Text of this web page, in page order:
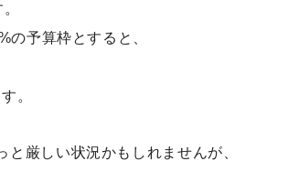
予算枠とすると、
。
厳しい状況かもしれませんが、